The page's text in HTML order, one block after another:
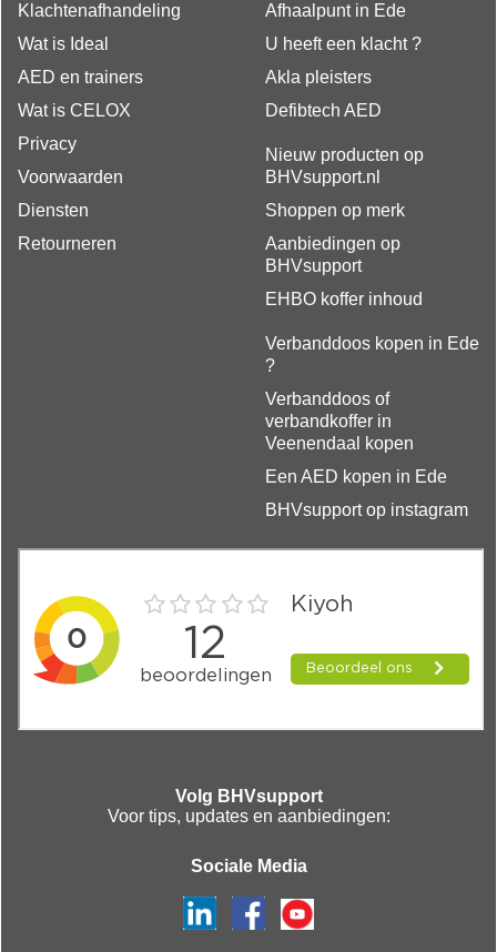
Klachtenafhandeling
Wat is Ideal
AED en trainers
Wat is CELOX
Privacy
Voorwaarden
Diensten
Retourneren
Afhaalpunt in Ede
U heeft een klacht ?
Akla pleisters
Defibtech AED
Nieuw producten op
BHVsupport.nl
Shoppen op merk
Aanbiedingen op
BHVsupport
EHBO koffer inhoud
Verbanddoos kopen in Ede
?
Verbanddoos of
verbandkoffer in
Veenendaal kopen
Een AED kopen in Ede
BHVsupport op instagram
Volg BHVsupport
Voor tips, updates en aanbiedingen:
Sociale Media